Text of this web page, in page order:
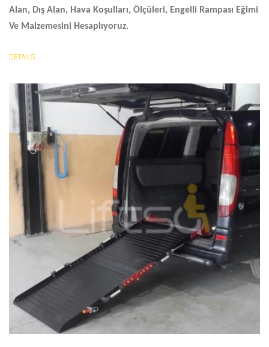
Alan, Dış Alan, Hava Koşulları, Ölçüleri, Engelli Rampası Eğimi
Ve Malzemesini Hesaplıyoruz.
DETAILS